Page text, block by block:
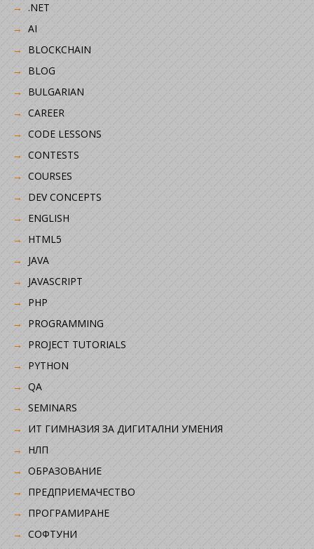
.NET
AI
BLOCKCHAIN
BLOG
BULGARIAN
CAREER
CODE LESSONS
CONTESTS
COURSES
DEV CONCEPTS
ENGLISH
HTML5
JAVA
JAVASCRIPT
PHP
PROGRAMMING
PROJECT TUTORIALS
PYTHON
QA
SEMINARS
ИТ ГИМНАЗИЯ ЗА ДИГИТАЛНИ УМЕНИЯ
НЛП
ОБРАЗОВАНИЕ
ПРЕДПРИЕМАЧЕСТВО
ПРОГРАМИРАНЕ
СОФТУНИ